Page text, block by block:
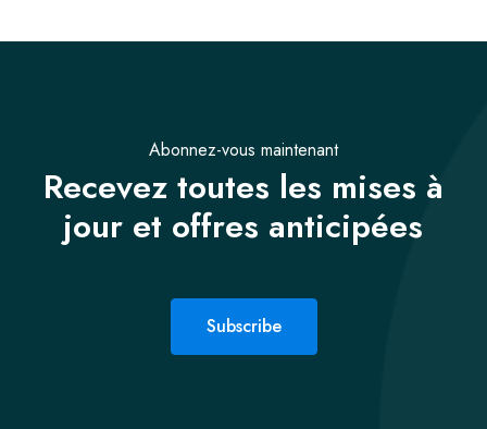
Abonnez-vous maintenant
Recevez toutes les mises à
jour et offres anticipées
Subscribe